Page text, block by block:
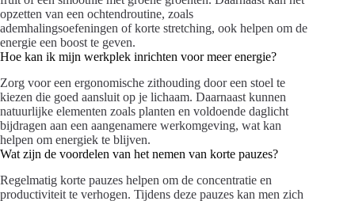
opzetten van een ochtendroutine, zoals
ademhalingsoefeningen of korte stretching, ook helpen om de
energie een boost te geven.
Hoe kan ik mijn werkplek inrichten voor meer energie?
Zorg voor een ergonomische zithouding door een stoel te
kiezen die goed aansluit op je lichaam. Daarnaast kunnen
natuurlijke elementen zoals planten en voldoende daglicht
bijdragen aan een aangenamere werkomgeving, wat kan
helpen om energiek te blijven.
Wat zijn de voordelen van het nemen van korte pauzes?
Regelmatig korte pauzes helpen om de concentratie en
productiviteit te verhogen. Tijdens deze pauzes kan men zich